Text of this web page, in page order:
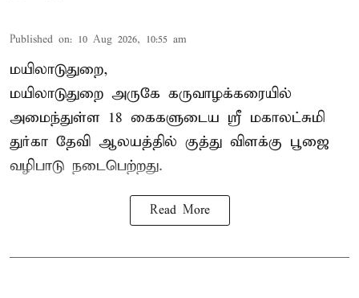
Published on: 10 Aug 2026, 10:55 am
மயிலாடுதுறை,
மயிலாடுதுறை அருகே கருவாழக்கரையில்
அமைந்துள்ள 18 கைகளுடைய ஸ்ரீ மகாலட்சுமி
துர்கா தேவி ஆலயத்தில் குத்து விளக்கு பூஜை
வழிபாடு நடைபெற்றது.
Read More